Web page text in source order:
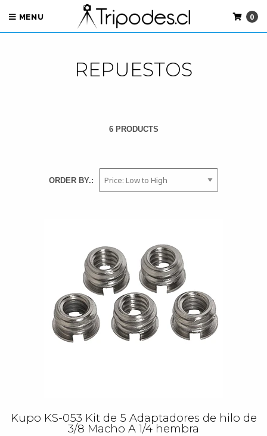
MENU 0
REPUESTOS
6 PRODUCTS
ORDER BY.:
Kupo KS-053 Kit de 5 Adaptadores de hilo de
3/8 Macho A 1/4 hembra